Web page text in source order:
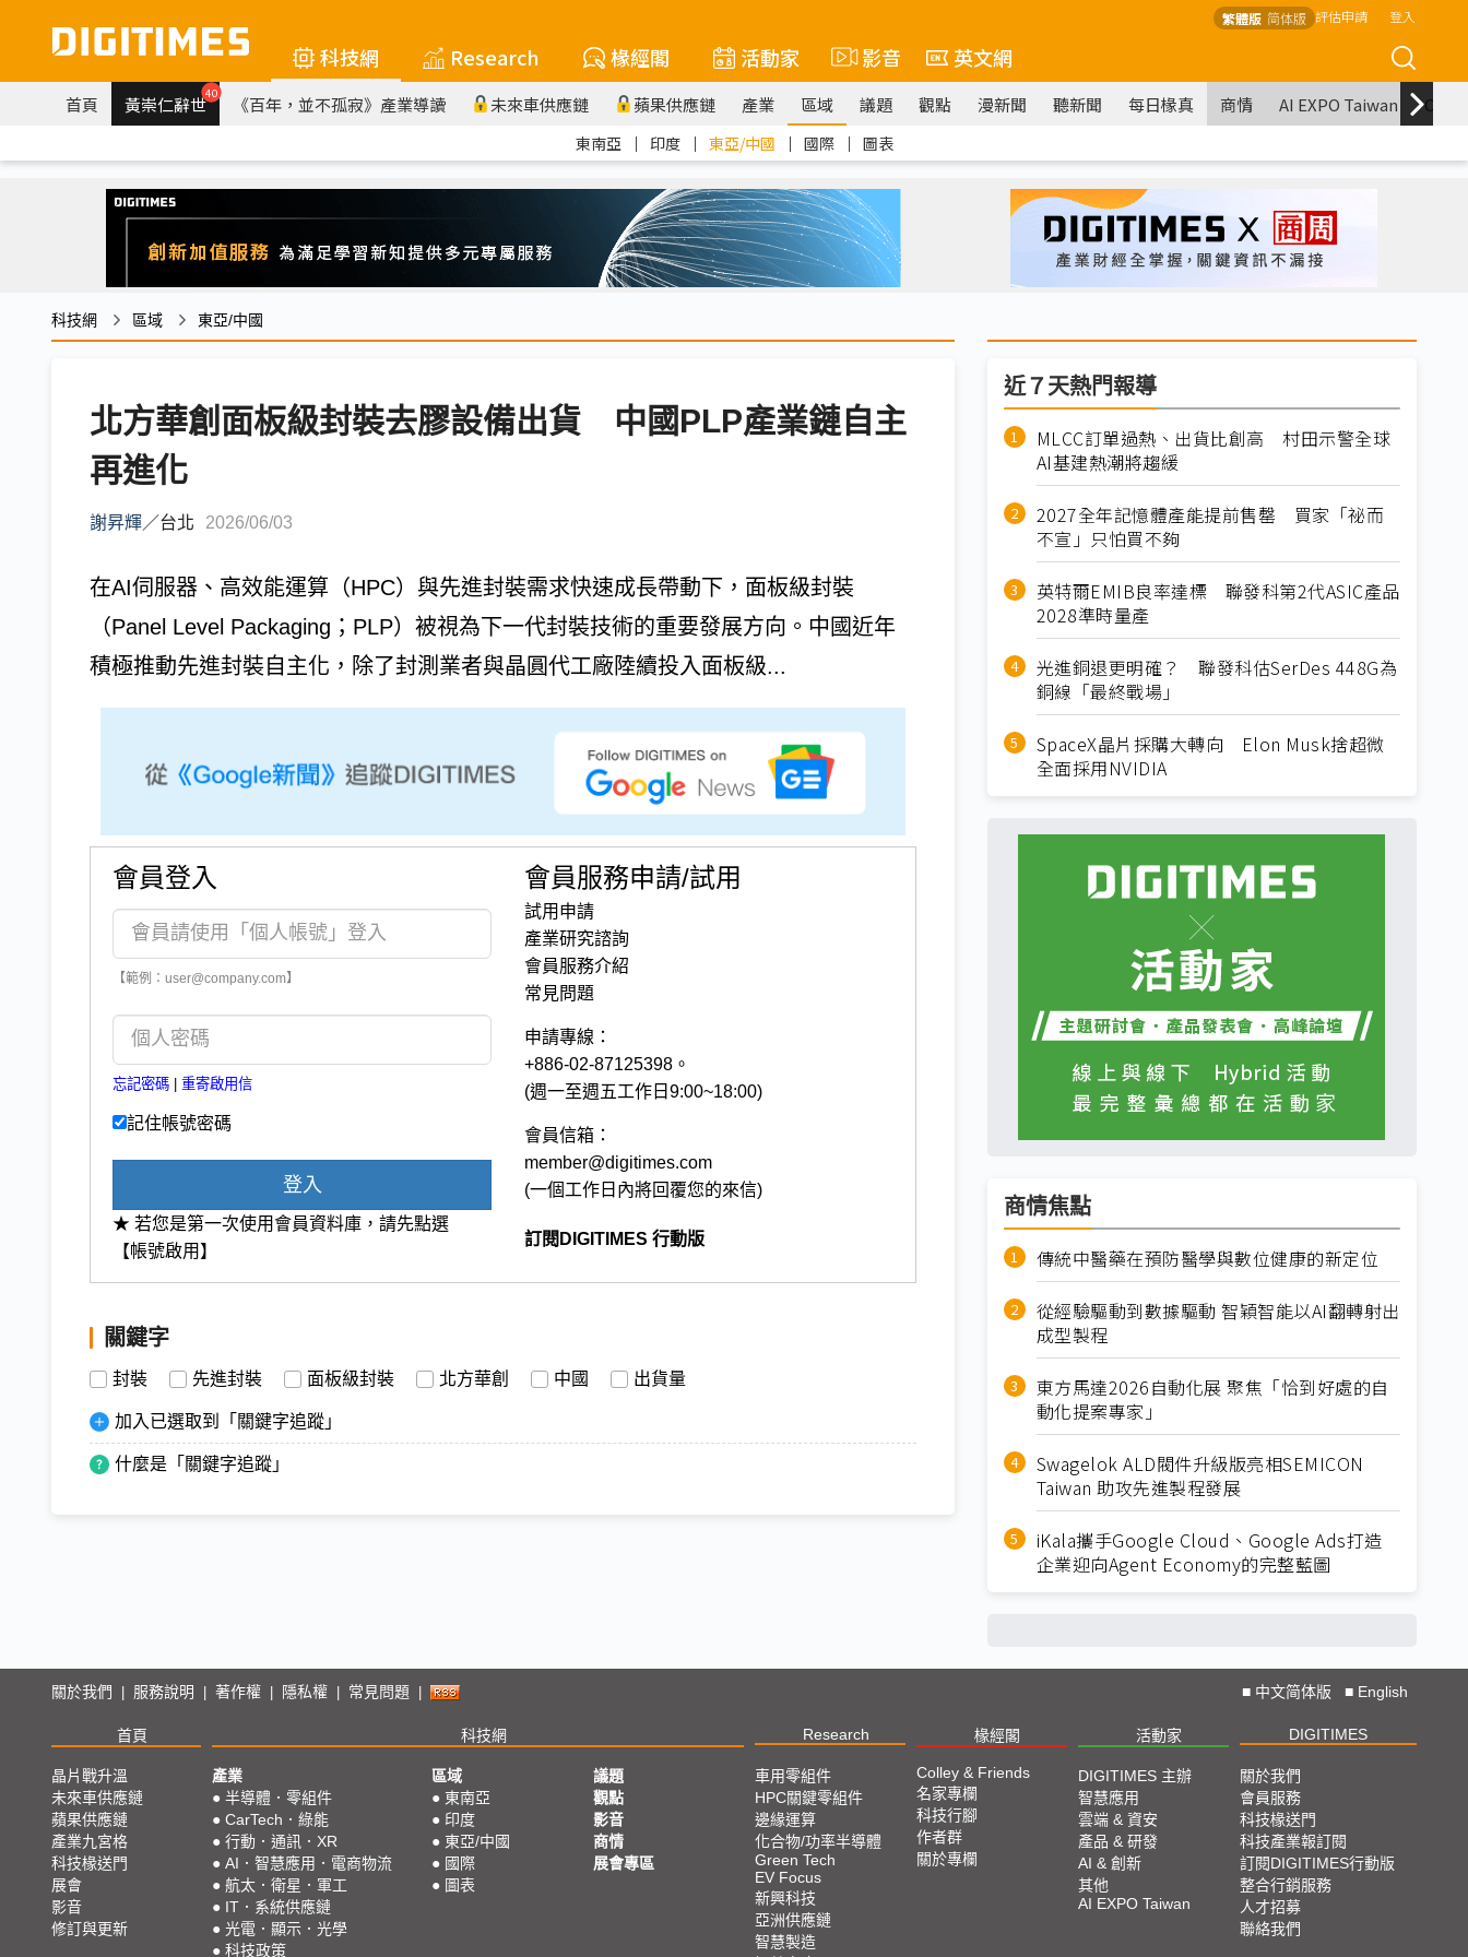
繁體版 简体版 評估申請 登入
科技網 Research 椽經閣 活動家 影音 英文網
首頁 黃崇仁辭世40 《百年，並不孤寂》產業導讀 未來車供應鏈 蘋果供應鏈 產業 區域 議題 觀點 漫新聞 聽新聞 每日椽真 商情 AI EXPO Taiwan
東南亞 ｜ 印度 ｜ 東亞/中國 ｜ 國際 ｜ 圖表
科技網 區域 東亞/中國
北方華創面板級封裝去膠設備出貨 中國PLP產業鏈自主
再進化
謝昇輝／台北 2026/06/03
在AI伺服器、高效能運算（HPC）與先進封裝需求快速成長帶動下，面板級封裝
（Panel Level Packaging；PLP）被視為下一代封裝技術的重要發展方向。中國近年
積極推動先進封裝自主化，除了封測業者與晶圓代工廠陸續投入面板級...
會員登入
【範例：user@company.com】
忘記密碼 重寄啟用信
記住帳號密碼
登入
★ 若您是第一次使用會員資料庫，請先點選
【帳號啟用】
會員服務申請/試用
試用申請
產業研究諮詢
會員服務介紹
常見問題
申請專線：
+886-02-87125398。
(週一至週五工作日9:00~18:00)
會員信箱：
member@digitimes.com
(一個工作日內將回覆您的來信)
訂閱DIGITIMES 行動版
關鍵字
封裝 先進封裝 面板級封裝 北方華創 中國 出貨量
加入已選取到「關鍵字追蹤」
什麼是「關鍵字追蹤」
近７天熱門報導
MLCC訂單過熱、出貨比創高 村田示警全球
AI基建熱潮將趨緩
2027全年記憶體產能提前售罄 買家「祕而
不宣」只怕買不夠
英特爾EMIB良率達標 聯發科第2代ASIC產品
2028準時量產
光進銅退更明確？ 聯發科估SerDes 448G為
銅線「最終戰場」
SpaceX晶片採購大轉向 Elon Musk捨超微
全面採用NVIDIA
商情焦點
傳統中醫藥在預防醫學與數位健康的新定位
從經驗驅動到數據驅動 智穎智能以AI翻轉射出
成型製程
東方馬達2026自動化展 聚焦「恰到好處的自
動化提案專家」
Swagelok ALD閥件升級版亮相SEMICON
Taiwan 助攻先進製程發展
iKala攜手Google Cloud、Google Ads打造
企業迎向Agent Economy的完整藍圖
關於我們 服務說明 著作權 隱私權 常見問題 ■ 中文简体版 ■ English
首頁 科技網 Research 椽經閣 活動家 DIGITIMES
晶片戰升溫
未來車供應鏈
蘋果供應鏈
產業九宮格
科技椽送門
展會
影音
修訂與更新
產業
● 半導體．零組件
● CarTech．綠能
● 行動．通訊．XR
● AI．智慧應用．電商物流
● 航太．衛星．軍工
● IT．系統供應鏈
● 光電．顯示．光學
● 科技政策
區域
● 東南亞
● 印度
● 東亞/中國
● 國際
● 圖表
議題
觀點
影音
商情
展會專區
車用零組件
HPC關鍵零組件
邊緣運算
化合物/功率半導體
Green Tech
EV Focus
新興科技
亞洲供應鏈
智慧製造
Colley & Friends
名家專欄
科技行腳
作者群
關於專欄
DIGITIMES 主辦
智慧應用
雲端 & 資安
產品 & 研發
AI & 創新
其他
AI EXPO Taiwan
關於我們
會員服務
科技椽送門
科技產業報訂閱
訂閱DIGITIMES行動版
整合行銷服務
人才招募
聯絡我們